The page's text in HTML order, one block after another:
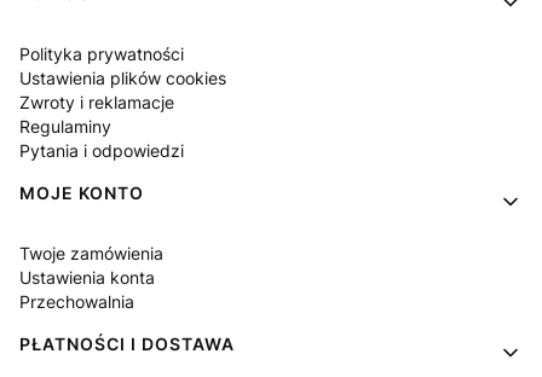
Polityka prywatności
Ustawienia plików cookies
Zwroty i reklamacje
Regulaminy
Pytania i odpowiedzi
MOJE KONTO
Twoje zamówienia
Ustawienia konta
Przechowalnia
PŁATNOŚCI I DOSTAWA